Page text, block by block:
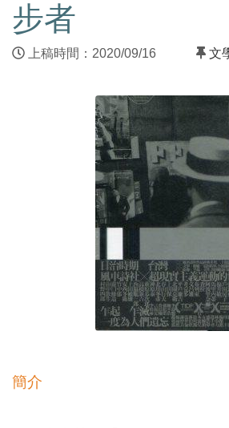
步者
上稿時間：2020/09/16 文
簡介